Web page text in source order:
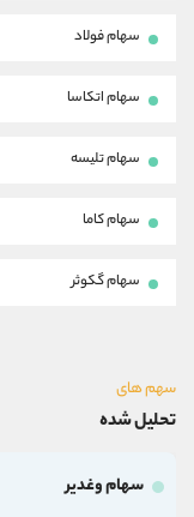
سهام فولاد
سهام اتکاسا
سهام تلیسه
سهام کاما
سهام گکوثر
سهم های
تحلیل شده
سهام وغدیر